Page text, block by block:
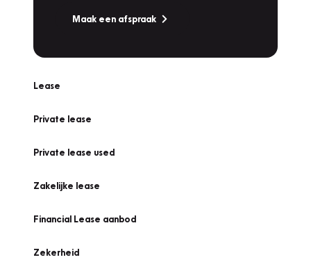
Maak een afspraak
Lease
Private lease
Private lease used
Zakelijke lease
Financial Lease aanbod
Zekerheid